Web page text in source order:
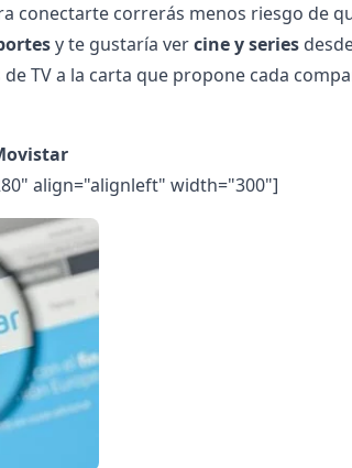
conectarte correrás menos riesgo de
y te gustaría vercine y series
TV a la carta que propone cada
align="alignleft" width="300"]